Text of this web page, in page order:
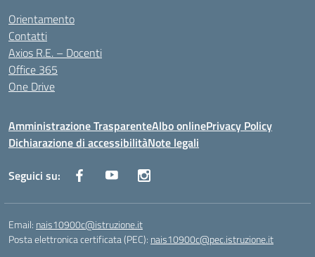
Orientamento
Contatti
Axios R.E. – Docenti
Office 365
One Drive
Amministrazione TrasparenteAlbo onlinePrivacy Policy
Dichiarazione di accessibilitàNote legali
Seguici su:
Email: nais10900c@istruzione.it
Posta elettronica certificata (PEC): nais10900c@pec.istruzione.it